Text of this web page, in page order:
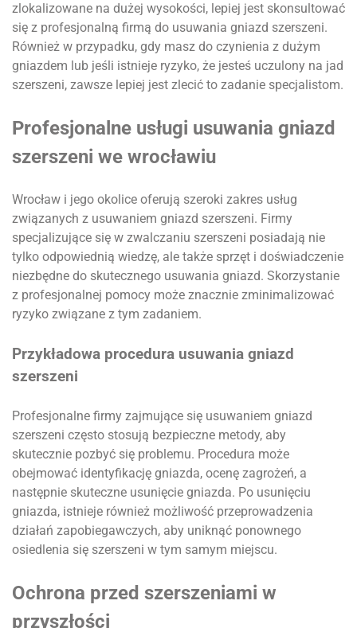
zlokalizowane na dużej wysokości, lepiej jest skonsultować
się z profesjonalną firmą do usuwania gniazd szerszeni.
Również w przypadku, gdy masz do czynienia z dużym
gniazdem lub jeśli istnieje ryzyko, że jesteś uczulony na jad
szerszeni, zawsze lepiej jest zlecić to zadanie specjalistom.
Profesjonalne usługi usuwania gniazd
szerszeni we wrocławiu
Wrocław i jego okolice oferują szeroki zakres usług
związanych z usuwaniem gniazd szerszeni. Firmy
specjalizujące się w zwalczaniu szerszeni posiadają nie
tylko odpowiednią wiedzę, ale także sprzęt i doświadczenie
niezbędne do skutecznego usuwania gniazd. Skorzystanie
z profesjonalnej pomocy może znacznie zminimalizować
ryzyko związane z tym zadaniem.
Przykładowa procedura usuwania gniazd
szerszeni
Profesjonalne firmy zajmujące się usuwaniem gniazd
szerszeni często stosują bezpieczne metody, aby
skutecznie pozbyć się problemu. Procedura może
obejmować identyfikację gniazda, ocenę zagrożeń, a
następnie skuteczne usunięcie gniazda. Po usunięciu
gniazda, istnieje również możliwość przeprowadzenia
działań zapobiegawczych, aby uniknąć ponownego
osiedlenia się szerszeni w tym samym miejscu.
Ochrona przed szerszeniami w
przyszłości